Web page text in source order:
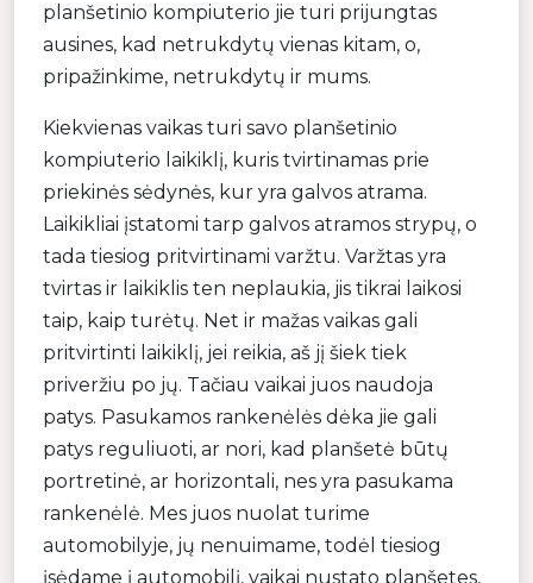
planšetinio kompiuterio jie turi prijungtas
ausines, kad netrukdytų vienas kitam, o,
pripažinkime, netrukdytų ir mums.
Kiekvienas vaikas turi savo planšetinio
kompiuterio laikiklį, kuris tvirtinamas prie
priekinės sėdynės, kur yra galvos atrama.
Laikikliai įstatomi tarp galvos atramos strypų, o
tada tiesiog pritvirtinami varžtu. Varžtas yra
tvirtas ir laikiklis ten neplaukia, jis tikrai laikosi
taip, kaip turėtų. Net ir mažas vaikas gali
pritvirtinti laikiklį, jei reikia, aš jį šiek tiek
priveržiu po jų. Tačiau vaikai juos naudoja
patys. Pasukamos rankenėlės dėka jie gali
patys reguliuoti, ar nori, kad planšetė būtų
portretinė, ar horizontali, nes yra pasukama
rankenėlė. Mes juos nuolat turime
automobilyje, jų nenuimame, todėl tiesiog
įsėdame į automobilį, vaikai nustato planšetes,